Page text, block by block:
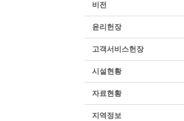
비전
윤리헌장
고객서비스헌장
시설현황
자료현황
지역정보